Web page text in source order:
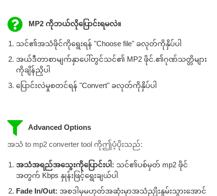
MP2 ကိုဘယ်လိုပြောင်းရမလဲ။
သင်၏အသံဖိုင်ကိုရွေးရန် "Choose file" ခလုတ်ကိုနှိပ်ပါ
အယ်ဒီတာစာမျက်နှာပေါ်တွင်သင်၏ MP2 ဖိုင်.၏ဂုဏ်သတ္တိများ
ကိုချိန်ညှိပါ
ပြောင်းလဲမှုစတင်ရန် "Convert" ခလုတ်ကိုနှိပ်ပါ
Advanced Options
အသံ to mp2 converter tool ကိုဤပံ့ပိုးသည်:
အသံအရည်အသွေးကိုပြောင်းပါ: သင်၏ပစ်မှတ် mp2 ဖိုင်
အတွက် Kbps နှုန်းဖြင့်ရွေးချယ်ပါ
Fade In/Out: အစဒါမှမဟုတ်အဆုံးမှာအသံညှိုးနွမ်းသွားအောင်